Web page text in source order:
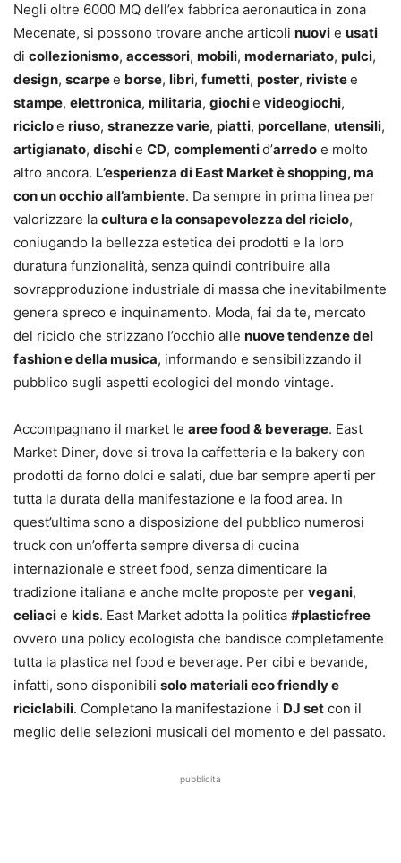
Negli oltre 6000 MQ dell’ex fabbrica aeronautica in zona
Mecenate, si possono trovare anche articoli nuovi e usati
di collezionismo, accessori, mobili, modernariato, pulci,
design, scarpee borse, libri, fumetti, poster, rivistee
stampe, elettronica, militaria, giochie videogiochi,
ricicloe riuso, stranezze varie, piatti, porcellane, utensili,
artigianato, dischie CD, complementid’arredo e molto
altro ancora. L’esperienza di East Market è shopping, ma
con un occhio all’ambiente. Da sempre in prima linea per
valorizzare la cultura e la consapevolezza del riciclo,
coniugando la bellezza estetica dei prodotti e la loro
duratura funzionalità, senza quindi contribuire alla
sovrapproduzione industriale di massa che inevitabilmente
genera spreco e inquinamento. Moda, fai da te, mercato
del riciclo che strizzano l’occhio alle nuove tendenze del
fashion e della musica, informando e sensibilizzando il
pubblico sugli aspetti ecologici del mondo vintage.
Accompagnano il market le aree food & beverage. East
Market Diner, dove si trova la caffetteria e la bakery con
prodotti da forno dolci e salati, due bar sempre aperti per
tutta la durata della manifestazione e la food area. In
quest’ultima sono a disposizione del pubblico numerosi
truck con un’offerta sempre diversa di cucina
internazionale e street food, senza dimenticare la
tradizione italiana e anche molte proposte per vegani,
celiaci e kids. East Market adotta la politica #plasticfree
ovvero una policy ecologista che bandisce completamente
tutta la plastica nel food e beverage. Per cibi e bevande,
infatti, sono disponibili solo materiali eco friendly e
riciclabili. Completano la manifestazione i DJ set con il
meglio delle selezioni musicali del momento e del passato.
pubblicità